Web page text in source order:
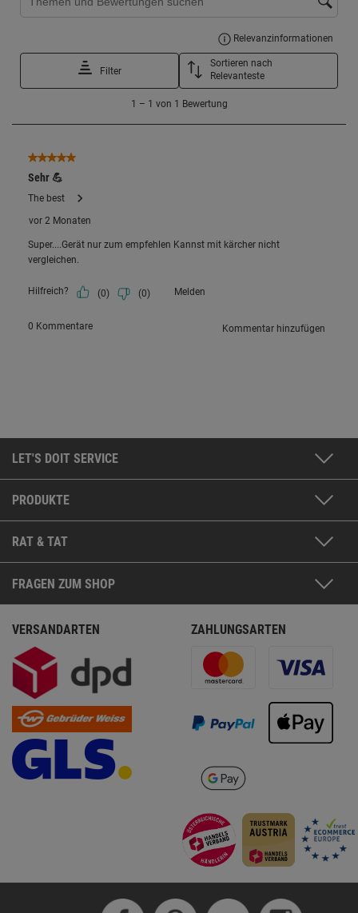
LET'S DOIT SERVICE
PRODUKTE
RAT & TAT
FRAGEN ZUM SHOP
VERSANDARTEN ZAHLUNGSARTEN